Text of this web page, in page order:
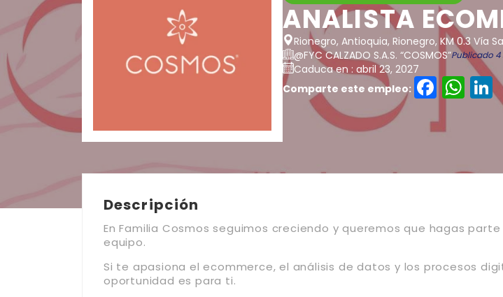
ANALISTA
Rionegro, Antioquia, Rionegro, KM 0.3 Vía
@FYC CALZADO S.A.S. “COSMOS”Publicado 4
Caduca en : abril 23, 2027
Comparte este empleo:
Descripción
En Familia Cosmos seguimos creciendo y queremos que hagas
equipo.
Si te apasiona el ecommerce, el análisis de datos y los procesos
oportunidad es para ti.